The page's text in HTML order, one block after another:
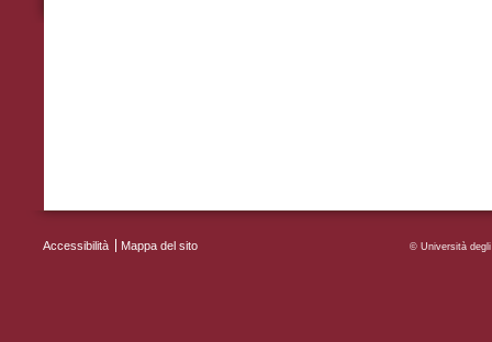
© Università degli
MENU FOOTER
Accessibilità Mappa del sito